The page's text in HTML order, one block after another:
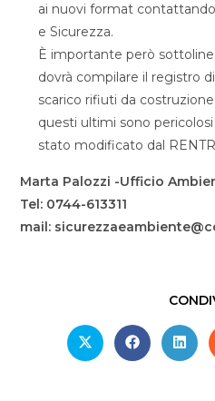
ai nuovi format
e Sicurezza.
È importante però
dovrà compilare il registro
scarico rifiuti da
questi ultimi sono
stato modificato dal
Marta Palozzi -Ufficio
Tel: 0744-613311
mail: